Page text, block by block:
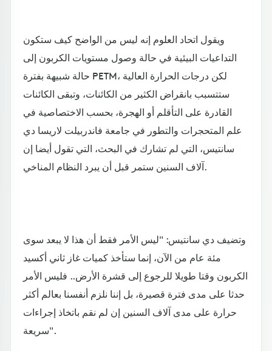
ويقول اتحاد العلوم إنه ليس من الواضح كيف ستكون
التداعيات البيئية في حالة وصول مستويات الكربون إلى
حالة شبيهة بفترة PETM، لكن درجات الحرارة العالية
ستتسبب بانقراض الكثير من الكائنات، وتبقى الكائنات
القادرة على التأقلم أو الهجرة، بحسب الاختصاصية في
علم المتحجرات والتطور في جامعة فاندربيلت لاريسا دي
سانتيس، التي لم تشارك في البحث، التي تقول أيضا إن
آلاف السنين ستمر قبل أن يبرد النظام المناخي.
وتضيف دي سانتيس: "ليس الأمر فقط أن هذا لا يبعد سوى
مئة عام من الآن، إنما ستأخذ كميات غاز ثاني أكسيد
الكربون وقتا طويلا للرجوع إلى قشرة الأرض.. فليس الأمر
حدثا على مدى فترة قصيرة، بل إننا نلزم أنفسنا بعالم أكثر
حرارة على مدى آلاف السنين إن لم نقم باتخاذ إجراءات
سريعة".